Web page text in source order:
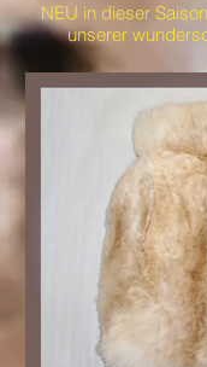
NEU in dieser
unserer
Strickjacke von
traumhaften Rotmit
und